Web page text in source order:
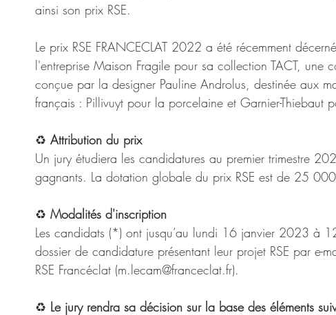
ainsi son prix RSE.
Le prix RSE FRANCECLAT 2022 a été récemment
l'entreprise Maison Fragile pour sa collection TACT, une
conçue par la designer Pauline Androlus, destinée aux
français : Pillivuyt pour la porcelaine et Garnier-Thiebaut
♻️ Attribution du prix
Un jury étudiera les candidatures au premier trimestre
gagnants. La dotation globale du prix RSE est de 25
♻️ Modalités d'inscription
Les candidats (*) ont jusqu’au lundi 16 janvier 2023 à
dossier de candidature présentant leur projet RSE par e-
RSE Francéclat (m.lecam@franceclat.fr).
♻️ Le jury rendra sa décision sur la base des éléments